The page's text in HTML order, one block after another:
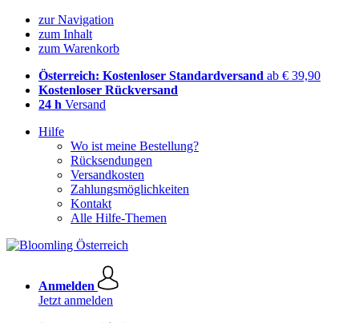
zur Navigation
zum Inhalt
zum Warenkorb
Österreich: Kostenloser Standardversand ab € 39,90
Kostenloser Rückversand
24 h Versand
Hilfe
Wo ist meine Bestellung?
Rücksendungen
Versandkosten
Zahlungsmöglichkeiten
Kontakt
Alle Hilfe-Themen
Anmelden
Jetzt anmelden